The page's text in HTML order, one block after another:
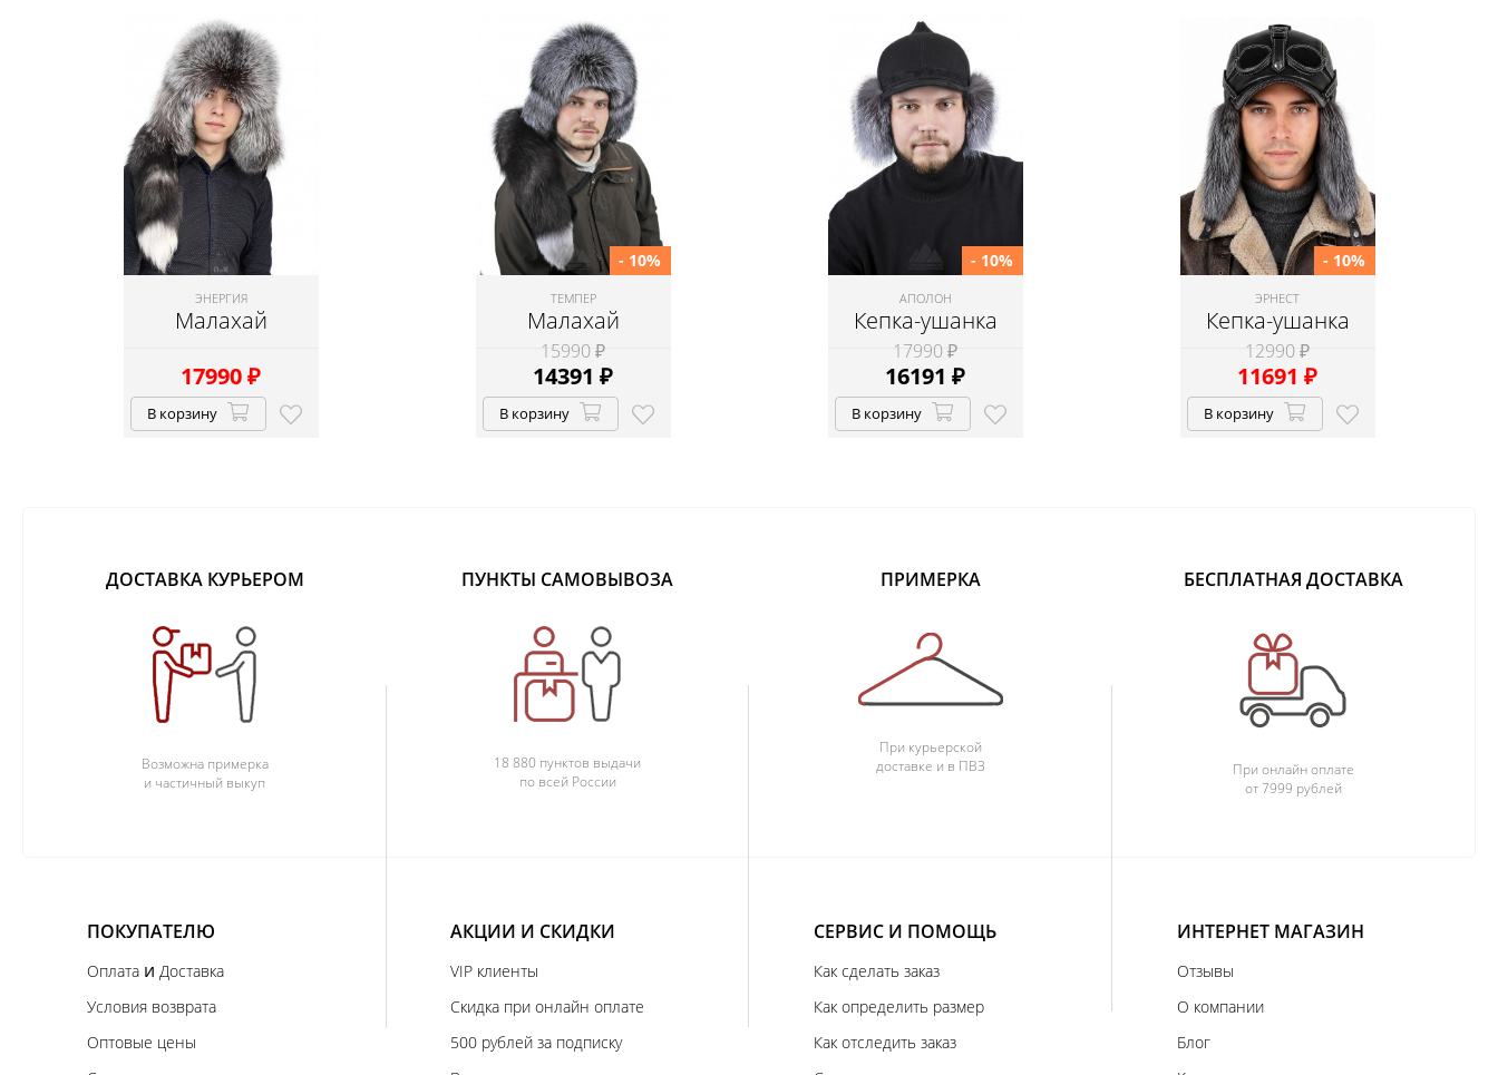
ЭНЕРГИЯ
Малахай
17990₽
В корзину
ТЕМПЕР
Малахай
15990 ₽
14391 ₽
- 10%
В корзину
АПОЛОН
Кепка-ушанка
17990 ₽
16191 ₽
- 10%
В корзину
ЭРНЕСТ
Кепка-ушанка
12990 ₽
11691 ₽
- 10%
В корзину
ДОСТАВКА КУРЬЕРОМ
Возможна примерка
и частичный выкуп
ПУНКТЫ САМОВЫВОЗА
18 880 пунктов выдачи
по всей России
ПРИМЕРКА
При курьерской
доставке и в ПВЗ
БЕСПЛАТНАЯ ДОСТАВКА
При онлайн оплате
от 7999 рублей
ПОКУПАТЕЛЮ
Оплата и Доставка
Условия возврата
Оптовые цены
АКЦИИ И СКИДКИ
VIP клиенты
Скидка при онлайн оплате
500 рублей за подписку
СЕРВИС И ПОМОЩЬ
Как сделать заказ
Как определить размер
Как отследить заказ
ИНТЕРНЕТ МАГАЗИН
Отзывы
О компании
Блог